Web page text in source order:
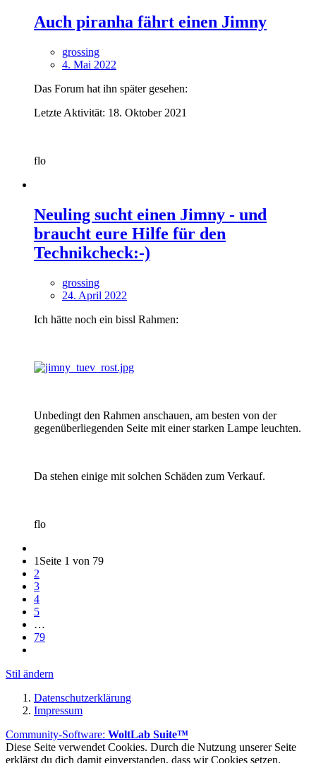
Auch piranha fährt einen Jimny
grossing
4. Mai 2022
Das Forum hat ihn später gesehen:
Letzte Aktivität: 18. Oktober 2021
flo
Neuling sucht einen Jimny - und
braucht eure Hilfe für den
Technikcheck:-)
grossing
24. April 2022
Ich hätte noch ein bissl Rahmen:
Unbedingt den Rahmen anschauen, am besten von der
gegenüberliegenden Seite mit einer starken Lampe leuchten.
Da stehen einige mit solchen Schäden zum Verkauf.
flo
1 Seite 1 von 79
2
3
4
5
…
79
Stil ändern
Datenschutzerklärung
Impressum
Community-Software: WoltLab Suite™
Diese Seite verwendet Cookies. Durch die Nutzung unserer Seite
erklärst du dich damit einverstanden, dass wir Cookies setzen.